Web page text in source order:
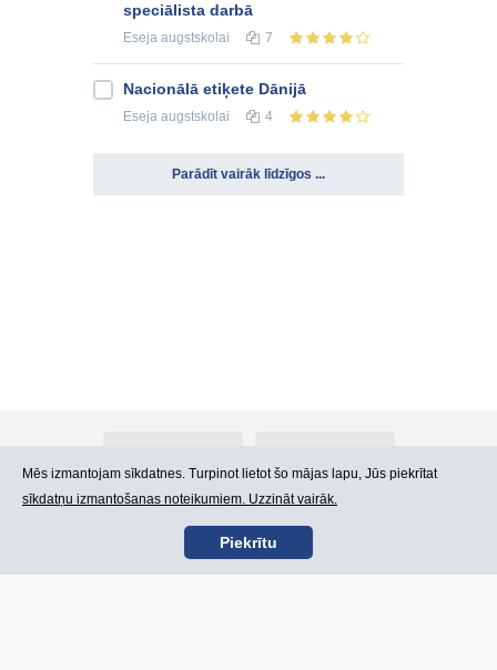
speciālista darbā
Eseja augstskolai 7
Nacionālā etiķete Dānijā
Eseja augstskolai 4
Parādīt vairāk līdzīgos ...
Kontakti Lietošanas noteikumi
Mēs izmantojam sīkdatnes. Turpinot lietot šo mājas lapu, Jūs piekrītat
sīkdatņu izmantošanas noteikumiem. Uzzināt vairāk.
Piekrītu